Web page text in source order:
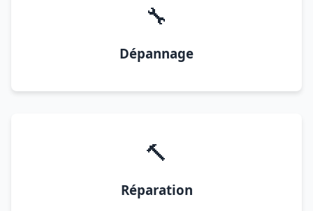
🔧
Dépannage
🔨
Réparation